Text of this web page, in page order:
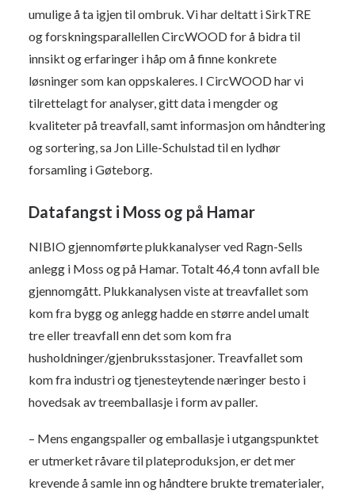
umulige å ta igjen til ombruk. Vi har deltatt i SirkTRE
og forskningsparallellen CircWOOD for å bidra til
innsikt og erfaringer i håp om å finne konkrete
løsninger som kan oppskaleres. I CircWOOD har vi
tilrettelagt for analyser, gitt data i mengder og
kvaliteter på treavfall, samt informasjon om håndtering
og sortering, sa Jon Lille-Schulstad til en lydhør
forsamling i Gøteborg.
Datafangst i Moss og på Hamar
NIBIO gjennomførte plukkanalyser ved Ragn-Sells
anlegg i Moss og på Hamar. Totalt 46,4 tonn avfall ble
gjennomgått. Plukkanalysen viste at treavfallet som
kom fra bygg og anlegg hadde en større andel umalt
tre eller treavfall enn det som kom fra
husholdninger/gjenbruksstasjoner. Treavfallet som
kom fra industri og tjenesteytende næringer besto i
hovedsak av treemballasje i form av paller.
– Mens engangspaller og emballasje i utgangspunktet
er utmerket råvare til plateproduksjon, er det mer
krevende å samle inn og håndtere brukte trematerialer,